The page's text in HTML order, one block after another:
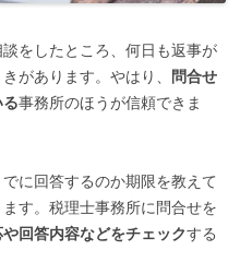
をしたところ、何日も返事が
があります。やはり、
問合せ
事務所のほうが信頼できま
に回答するのか期限を教えて
す。税理士事務所に問合せを
や回答内容などをチェックする